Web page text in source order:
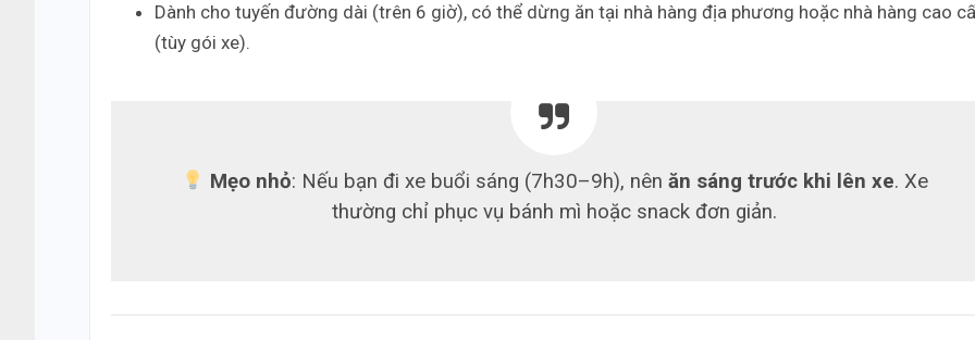
Dành cho tuyến đường dài (trên 6 giờ), có thể dừng ăn tại nhà hàng địa phương hoặc nhà hàng cao
(tùy gói xe).
Mẹo nhỏ: Nếu bạn đi xe buổi sáng (7h30–9h), nên ăn sáng trước khi lên xe. Xe
thường chỉ phục vụ bánh mì hoặc snack đơn giản.